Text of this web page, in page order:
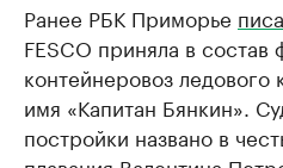
Ранее РБК Приморье
FESCO приняла в состав
контейнеровоз ледового
имя «Капитан Бянкин».
постройки названо в